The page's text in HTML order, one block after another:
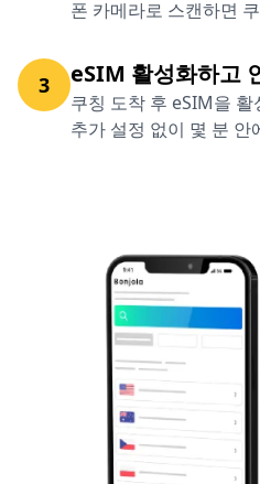
폰 카메라로 스캔하면
3 eSIM 활성화하고
쿠칭 도착 후 eSIM을
추가 설정 없이 몇 분 안